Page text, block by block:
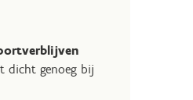
dicht genoeg bij